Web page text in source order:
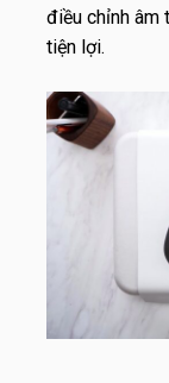
điều chỉnh âm
tiện lợi.